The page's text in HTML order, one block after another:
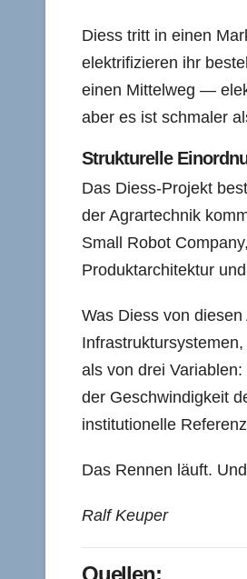
Diess tritt in einen
elektrifizieren ihr
einen Mittelweg —
aber es ist schmaler
Strukturelle
Das Diess-Projekt
der Agrartechnik
Small Robot
Produktarchitektur
Was Diess von
als von drei
der Geschwindigkeit
institutionelle
Das Rennen läuft.
Ralf Keuper
Quellen: